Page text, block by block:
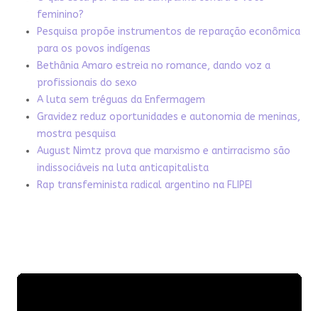
feminino?
Pesquisa propõe instrumentos de reparação econômica
para os povos indígenas
Bethânia Amaro estreia no romance, dando voz a
profissionais do sexo
A luta sem tréguas da Enfermagem
Gravidez reduz oportunidades e autonomia de meninas,
mostra pesquisa
August Nimtz prova que marxismo e antirracismo são
indissociáveis na luta anticapitalista
Rap transfeminista radical argentino na FLIPEI